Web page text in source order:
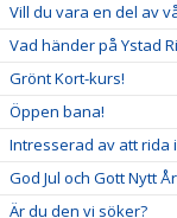
Vill du vara en del av
Vad händer på Ystad
Grönt Kort-kurs!
Öppen bana!
Intresserad av att rida
God Jul och Gott Nytt
Är du den vi söker?